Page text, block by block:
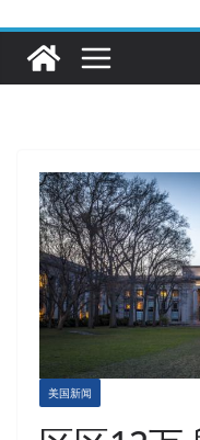
美国新闻